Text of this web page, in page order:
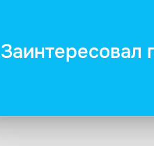
Заинтересовал